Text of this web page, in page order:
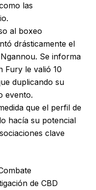
las
al boxeo
drásticamente el
Se informa
Fury le valió 10
duplicando su
evento.
que el perfil de
hacía su potencial
clave
de CBD